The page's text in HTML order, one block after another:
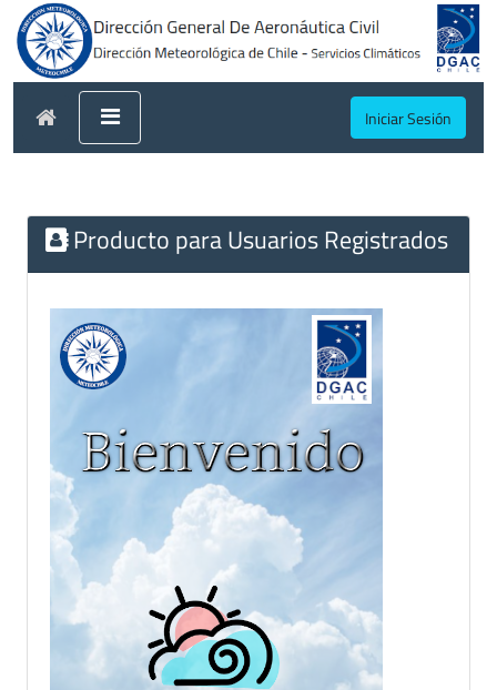
Iniciar Sesión
Producto para Usuarios Registrados